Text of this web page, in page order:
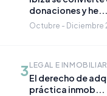
donaciones y he...
Octubre - Diciembre
3LEGAL E
El derecho de
práctica inmob...